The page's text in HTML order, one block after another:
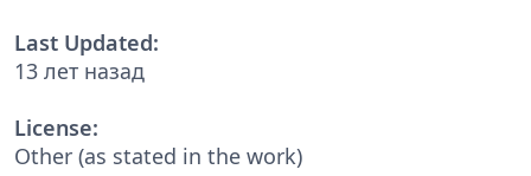
Last Updated:
13 лет назад
License:
Other (as stated in the work)